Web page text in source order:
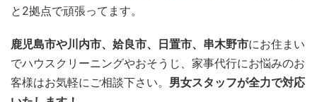
と2拠点で頑張ってます。
鹿児島市や川内市、姶良市、日置市、串木野市にお住まい
でハウスクリーニングやおそうじ、家事代行にお悩みのお
客様はお気軽にご相談下さい。 男女スタッフが全力で対応